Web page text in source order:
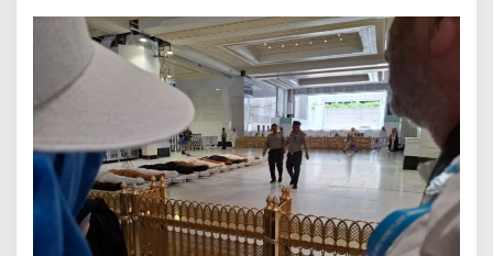
h
M
e
n
y
a
p
a
d
i
H
a